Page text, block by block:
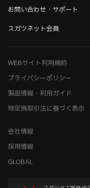
お問い合わせ・サポート
スガツネット会員
WEBサイト利用規約
プライバシーポリシー
製品情報・利用ガイド
特定商取引法に基づく表示
会社情報
採用情報
GLOBAL